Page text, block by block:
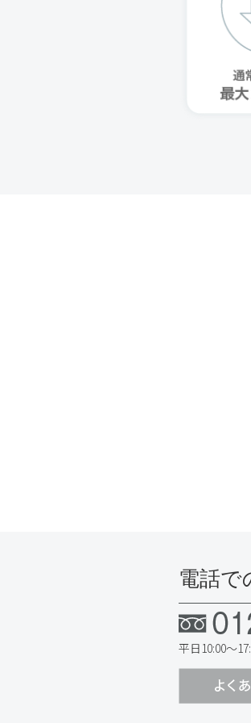
電話で
平日10:00～